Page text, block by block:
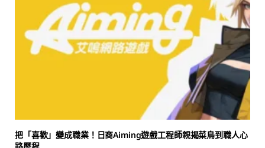
把「喜歡」變成職業！日商Aiming遊戲工程師親揭菜鳥到職人心
路歷程